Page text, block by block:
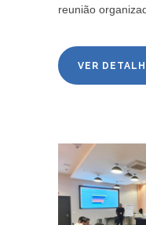
reunião
VER